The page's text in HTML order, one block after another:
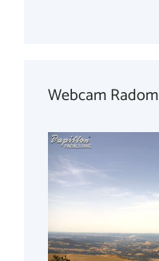
Webcam Radom